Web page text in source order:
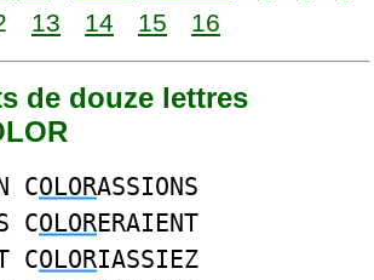
13 14 15 16
de douze lettres
COLORASSIONS
COLORERAIENT
COLORIASSIEZ